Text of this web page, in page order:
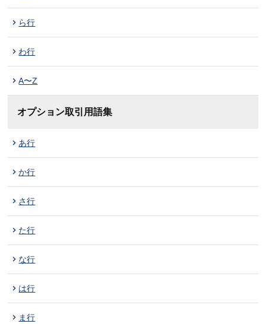
ら行
わ行
A〜Z
オプション取引用語集
あ行
か行
さ行
た行
な行
は行
ま行